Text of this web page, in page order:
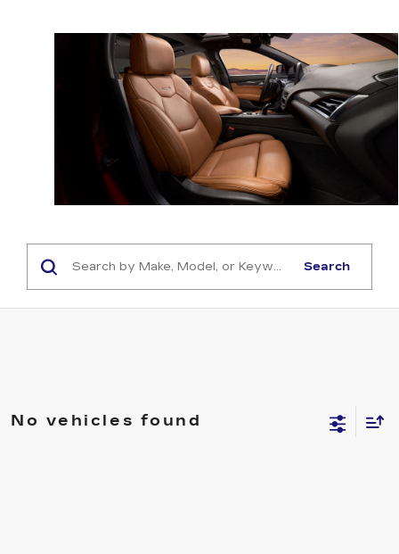
Search
No vehicles found